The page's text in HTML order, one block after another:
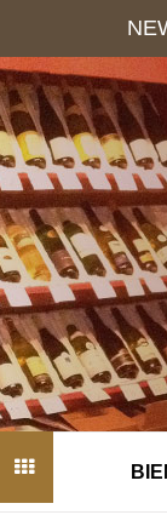
Panneau de